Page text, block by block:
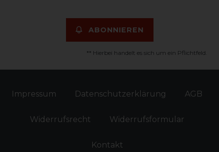
ABONNIEREN
** Hierbei handelt es sich um ein Pflichtfeld.
Impressum Daten­schutz­erklärung AGB
Widerrufs­recht Widerrufs­formular
Kontakt